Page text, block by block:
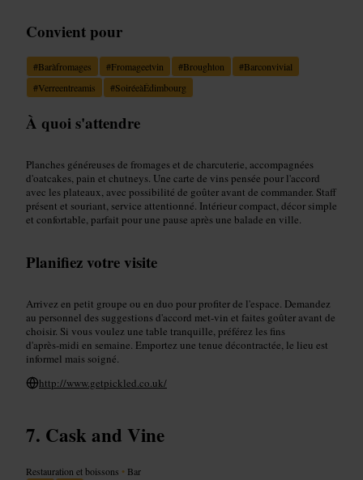
Convient pour
#Baràfromages #Fromageetvin #Broughton #Barconvivial
#Verreentreamis #SoiréeàÉdimbourg
À quoi s'attendre
Planches généreuses de fromages et de charcuterie, accompagnées
d'oatcakes, pain et chutneys. Une carte de vins pensée pour l'accord
avec les plateaux, avec possibilité de goûter avant de commander. Staff
présent et souriant, service attentionné. Intérieur compact, décor simple
et confortable, parfait pour une pause après une balade en ville.
Planifiez votre visite
Arrivez en petit groupe ou en duo pour profiter de l'espace. Demandez
au personnel des suggestions d'accord met‑vin et faites goûter avant de
choisir. Si vous voulez une table tranquille, préférez les fins
d'après‑midi en semaine. Emportez une tenue décontractée, le lieu est
informel mais soigné.
http://www.getpickled.co.uk/
Cask and Vine
Restauration et boissons • Bar